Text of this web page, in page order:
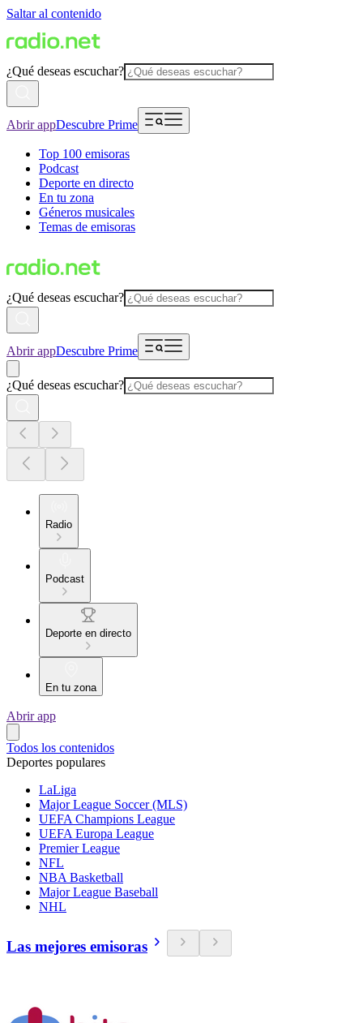
Saltar al contenido
¿Qué deseas escuchar?
Abrir appDescubre Prime
Top 100 emisoras
Podcast
Deporte en directo
En tu zona
Géneros musicales
Temas de emisoras
¿Qué deseas escuchar?
Abrir appDescubre Prime
¿Qué deseas escuchar?
Radio
Podcast
Deporte en directo
En tu zona
Abrir app
Todos los contenidos
Deportes populares
LaLiga
Major League Soccer (MLS)
UEFA Champions League
UEFA Europa League
Premier League
NFL
NBA Basketball
Major League Baseball
NHL
Las mejores emisoras